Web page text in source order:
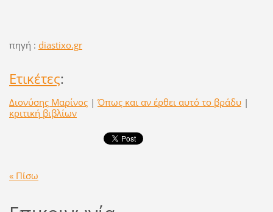
πηγή : diastixo.gr
Ετικέτες:
Διονύσης Μαρίνος | Όπως και αν έρθει αυτό το βράδυ |
κριτική βιβλίων
« Πίσω